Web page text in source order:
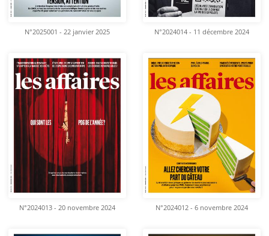
N°2025001 - 22 janvier 2025 N°2024014 - 11 décembre 2024
N°2024013 - 20 novembre 2024 N°2024012 - 6 novembre 2024